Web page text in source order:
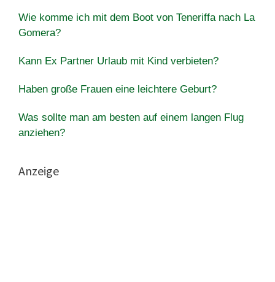
Wie komme ich mit dem Boot von Teneriffa nach La
Gomera?
Kann Ex Partner Urlaub mit Kind verbieten?
Haben große Frauen eine leichtere Geburt?
Was sollte man am besten auf einem langen Flug
anziehen?
Anzeige